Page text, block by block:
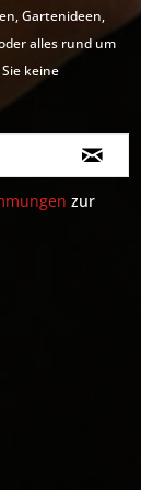
Gartenideen,
alles rund um
keine
zur